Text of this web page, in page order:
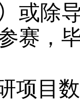
或除
赛，
项目